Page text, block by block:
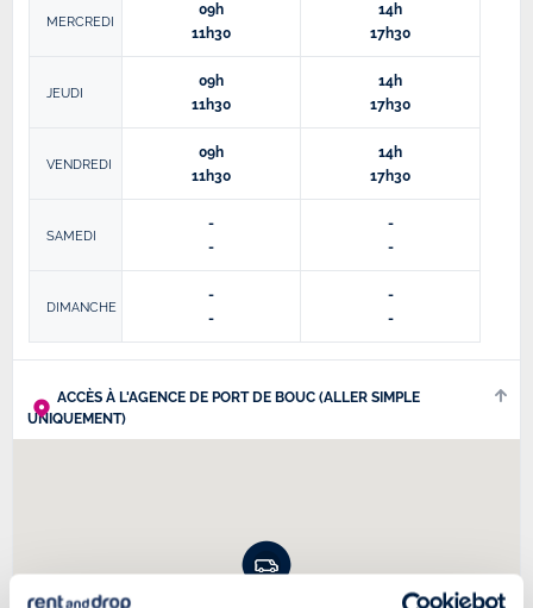
MERCREDI
09h
11h30
14h
17h30
JEUDI
09h
11h30
14h
17h30
VENDREDI
09h
11h30
14h
17h30
SAMEDI
-
-
-
-
DIMANCHE
-
-
-
-
ACCÈS À L'AGENCE DE PORT DE BOUC (ALLER SIMPLE
UNIQUEMENT)